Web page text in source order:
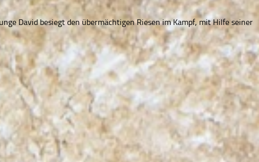
David besiegt den übermächtigen Riesen im Kampf, mit Hilfe seiner